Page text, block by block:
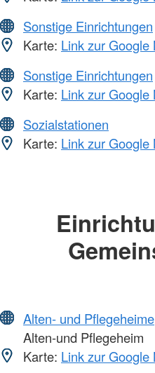
Sonstige Einrichtungen
Karte: Link zur Google
Sonstige Einrichtungen
Karte: Link zur Google
Sozialstationen
Karte: Link zur Google
Alten- und Pflegeheime
Alten-und Pflegeheim
Karte: Link zur Google